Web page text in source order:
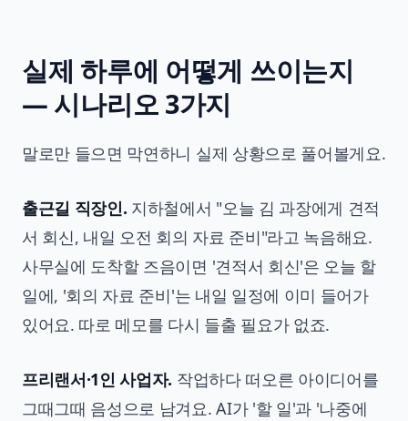
실제 하루에 어떻게 쓰이는지
— 시나리오 3가지
말로만 들으면 막연하니 실제 상황으로 풀어볼게요.
출근길 직장인. 지하철에서 "오늘 김 과장에게 견적
서 회신, 내일 오전 회의 자료 준비"라고 녹음해요.
사무실에 도착할 즈음이면 '견적서 회신'은 오늘 할
일에, '회의 자료 준비'는 내일 일정에 이미 들어가
있어요. 따로 메모를 다시 들출 필요가 없죠.
프리랜서·1인 사업자. 작업하다 떠오른 아이디어를
그때그때 음성으로 남겨요. AI가 '할 일'과 '나중에